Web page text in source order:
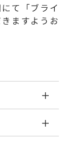
て「ブライ
ますようお